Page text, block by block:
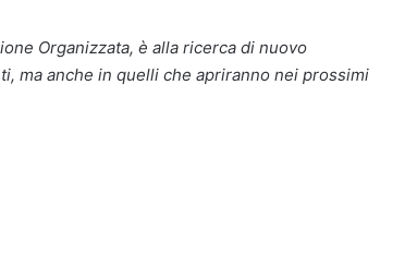
Organizzata, è alla ricerca di nuovo
ma anche in quelli che apriranno nei prossimi